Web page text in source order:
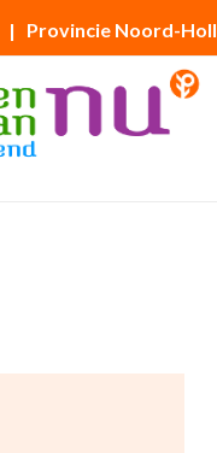
| Provincie Noord-